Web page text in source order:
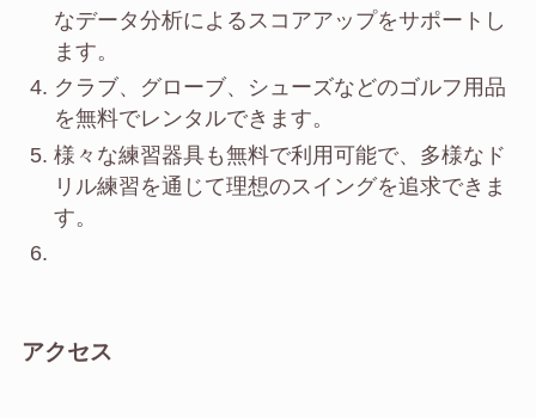
なデータ分析によるスコアアップをサポートし
ます。
クラブ、グローブ、シューズなどのゴルフ用品
を無料でレンタルできます。
様々な練習器具も無料で利用可能で、多様なド
リル練習を通じて理想のスイングを追求できま
す。
アクセス